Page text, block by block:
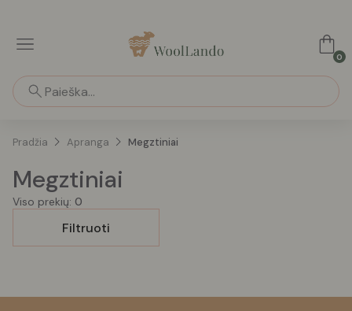
0
Pradžia Apranga Megztiniai
Megztiniai
Viso prekių: 0
Filtruoti